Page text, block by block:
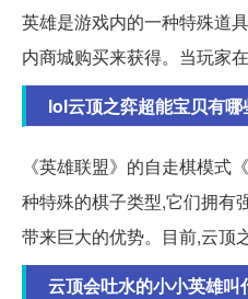
英雄是游戏内的一种特殊道
内商城购买来获得。当玩家
lol云顶之弈超能宝贝有哪
《英雄联盟》的自走棋模式
种特殊的棋子类型,它们拥有
带来巨大的优势。目前,云顶
云顶会吐水的小小英雄叫